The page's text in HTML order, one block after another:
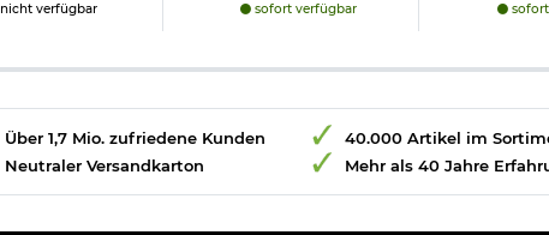
nicht verfügbar sofort verfügbar sofort
Über 1,7 Mio. zufriedene Kunden
Neutraler Versandkarton
40.000 Artikel im
Mehr als 40 Jahre